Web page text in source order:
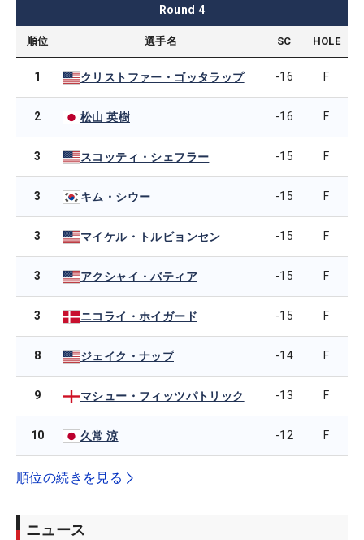
Round 4
順位 選手名 SC HOLE
1 クリストファー・ゴッタラップ -16 F
2 松山 英樹 -16 F
3 スコッティ・シェフラー -15 F
3 キム・シウー -15 F
3 マイケル・トルビョンセン -15 F
3 アクシャイ・バティア -15 F
3 ニコライ・ホイガード -15 F
8 ジェイク・ナップ -14 F
9 マシュー・フィッツパトリック -13 F
10 久常 涼 -12 F
順位の続きを見る
ニュース